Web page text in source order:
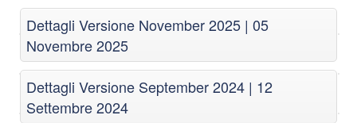
Dettagli Versione November 2025 | 05
Novembre 2025
Dettagli Versione September 2024 | 12
Settembre 2024